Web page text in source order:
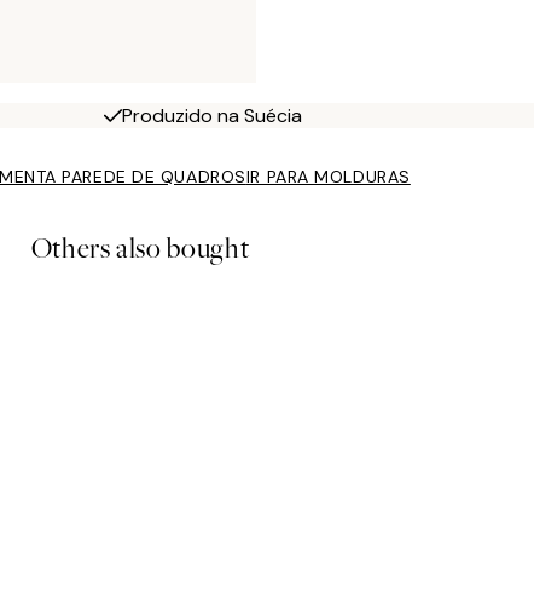
Produzido na Suécia
PAREDE DE QUADROSIR PARA MOLDURAS
Others also bought